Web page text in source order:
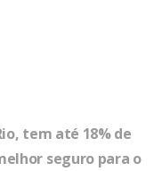
tem até 18% de
seguro para o